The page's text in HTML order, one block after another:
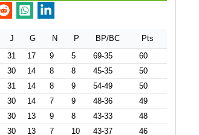
J G N P BP/BC
Pts
31 17 9 5 69-35
60
30 14 8 8 45-35
50
31 14 8 9 54-49
50
30 14 7 9 48-36
49
30 13 9 8 43-33
48
30 13 7 10 43-37
46